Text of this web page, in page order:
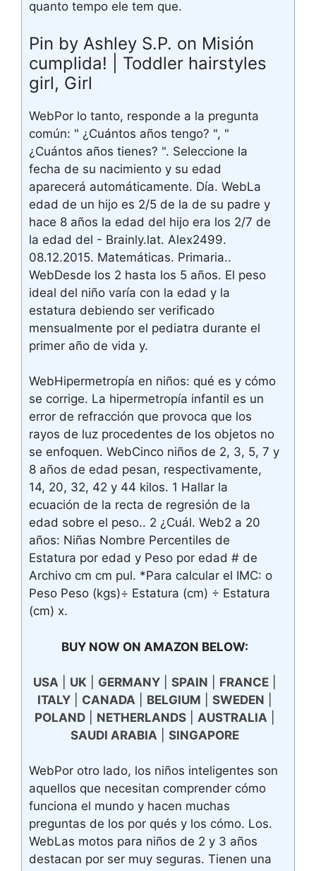
quanto tempo ele tem que.
Pin by Ashley S.P. on Misión
cumplida! | Toddler hairstyles
girl, Girl
WebPor lo tanto, responde a la pregunta
común: " ¿Cuántos años tengo? ", "
¿Cuántos años tienes? ". Seleccione la
fecha de su nacimiento y su edad
aparecerá automáticamente. Día. WebLa
edad de un hijo es 2/5 de la de su padre y
hace 8 años la edad del hijo era los 2/7 de
la edad del - Brainly.lat. Alex2499.
08.12.2015. Matemáticas. Primaria..
WebDesde los 2 hasta los 5 años. El peso
ideal del niño varía con la edad y la
estatura debiendo ser verificado
mensualmente por el pediatra durante el
primer año de vida y.
WebHipermetropía en niños: qué es y cómo
se corrige. La hipermetropía infantil es un
error de refracción que provoca que los
rayos de luz procedentes de los objetos no
se enfoquen. WebCinco niños de 2, 3, 5, 7 y
8 años de edad pesan, respectivamente,
14, 20, 32, 42 y 44 kilos. 1 Hallar la
ecuación de la recta de regresión de la
edad sobre el peso.. 2 ¿Cuál. Web2 a 20
años: Niñas Nombre Percentiles de
Estatura por edad y Peso por edad # de
Archivo cm cm pul. *Para calcular el IMC: o
Peso Peso (kgs)÷ Estatura (cm) ÷ Estatura
(cm) x.
BUY NOW ON AMAZON BELOW:
USA UK GERMANY| SPAIN FRANCE|
ITALY| CANADA BELGIUM SWEDEN
POLAND| NETHERLANDS| AUSTRALIA
SAUDI ARABIA
SINGAPORE
WebPor otro lado, los niños inteligentes son
aquellos que necesitan comprender cómo
funciona el mundo y hacen muchas
preguntas de los por qués y los cómo. Los.
WebLas motos para niños de 2 y 3 años
destacan por ser muy seguras. Tienen una